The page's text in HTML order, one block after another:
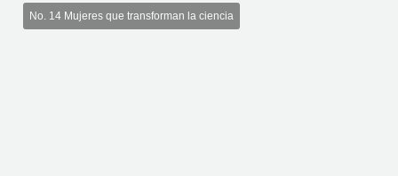
No. 14 Mujeres que transforman la ciencia